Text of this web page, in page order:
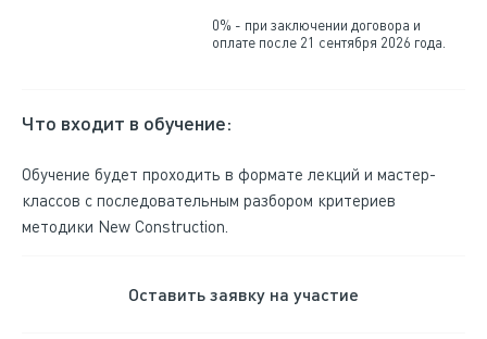
Оставить заявку на участие
0% - при заключении договора и
оплате после 21 сентября 2026 года.
Что входит в обучение:
Обучение будет проходить в формате лекций и мастер-
классов с последовательным разбором критериев
методики New Construction.